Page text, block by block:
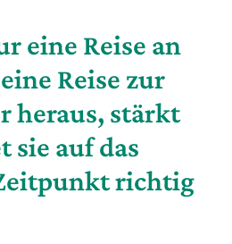
eine Reise an
Reise zur
heraus, stärkt
sie auf das
richtig